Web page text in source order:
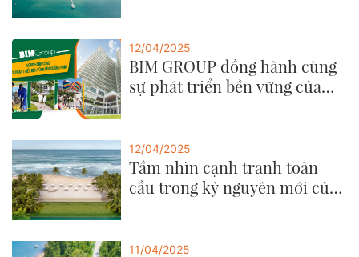
12/04/2025
BIM GROUP đồng hành cùng
sự phát triển bền vững của
12/04/2025
Tầm nhìn cạnh tranh toàn
cầu trong kỷ nguyên mới của
11/04/2025